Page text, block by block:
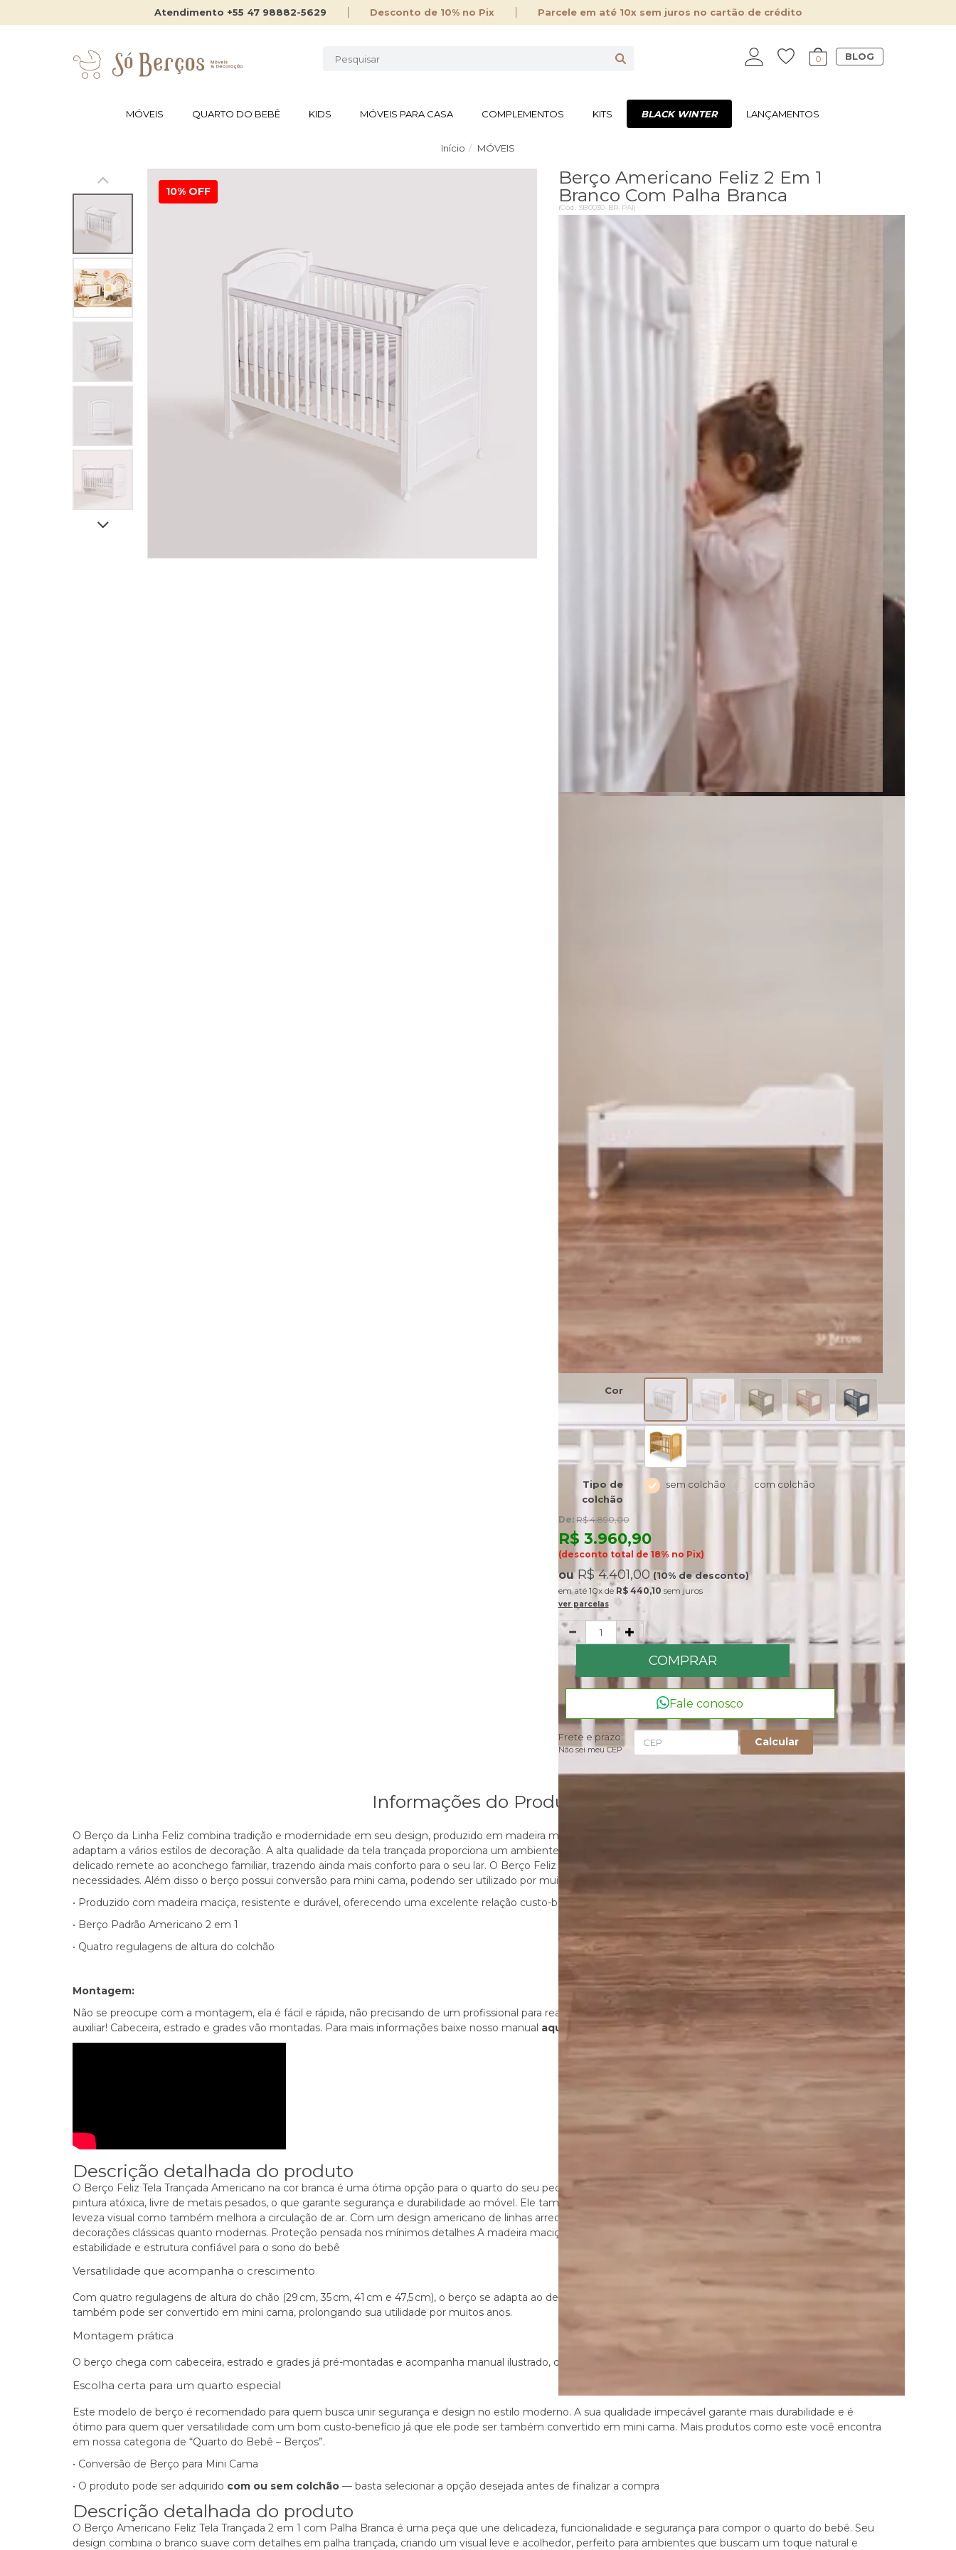
Atendimento +55 47 98882-5629 Desconto de 10% no Pix Parcele em até 10x sem juros no cartão de crédito
0 BLOG
MÓVEIS QUARTO DO BEBÊ KIDS MÓVEIS PARA CASA COMPLEMENTOS KITS BLACK WINTER LANÇAMENTOS
Início MÓVEIS
10% OFF 10% OFF
Berço Americano Feliz 2 Em 1
Branco Com Palha Branca
(Cód. SB0030-BR-PAI)
Cor
Tipo de
colchão
sem colchão com colchão
De:R$ 4.890,00
R$ 3.960,90
(desconto total de 18% no Pix)
ouR$ 4.401,00 (10% de desconto)
10xde R$ 440,10 sem juros
ver parcelas
Quantidade
COMPRAR
Fale conosco
Frete e prazo:
Não sei meu CEP
Calcular
Informações do Produto
O Berço da Linha Feliz combina tradição e modernidade em seu design, produzido em madeira maciça de qualidade com linhas delicadas e arredondadas que se
adaptam a vários estilos de decoração. A alta qualidade da tela trançada proporciona um ambiente seguro e aconchegante para o seu bebê. Além disso, o trançado
delicado remete ao aconchego familiar, trazendo ainda mais conforto para o seu lar. O Berço Feliz possui 4 regulagens de altura do estrado adaptando-se as suas
necessidades. Além disso o berço possui conversão para mini cama, podendo ser utilizado por muitos anos.
• Produzido com madeira maciça, resistente e durável, oferecendo uma excelente relação custo-benefício
• Berço Padrão Americano 2 em 1
• Quatro regulagens de altura do colchão
Montagem:
Não se preocupe com a montagem, ela é fácil e rápida, não precisando de um profissional para realizar! O manual de instruições vai junto com o produto para lhe
auxiliar! Cabeceira, estrado e grades vão montadas. Para mais informações baixe nosso manual aqui
Descrição detalhada do produto
O Berço Feliz Tela Trançada Americano na cor branca é uma ótima opção para o quarto do seu pequeno. Fabricado em madeira maciça com acabamento em
pintura atóxica, livre de metais pesados, o que garante segurança e durabilidade ao móvel. Ele também conta com uma tela trançada, que não apenas proporciona
leveza visual como também melhora a circulação de ar. Com um design americano de linhas arredondadas e suaves, exibe estilo atemporal, adaptando-se tanto a
decorações clássicas quanto modernas. Proteção pensada nos mínimos detalhes A madeira maciça com as grades laterais de construção robusta garante
estabilidade e estrutura confiável para o sono do bebê
Versatilidade que acompanha o crescimento
Com quatro regulagens de altura do chão (29 cm, 35 cm, 41 cm e 47,5 cm), o berço se adapta ao desenvolvimento do bebê e às diferentes fases de uso. Ele
também pode ser convertido em mini cama, prolongando sua utilidade por muitos anos.
Montagem prática
O berço chega com cabeceira, estrado e grades já pré-montadas e acompanha manual ilustrado, dispensando a contratação de um profissional para montagem.
Escolha certa para um quarto especial
Este modelo de berço é recomendado para quem busca unir segurança e design no estilo moderno. A sua qualidade impecável garante mais durabilidade e é
ótimo para quem quer versatilidade com um bom custo-benefício já que ele pode ser também convertido em mini cama. Mais produtos como este você encontra
em nossa categoria de “Quarto do Bebê – Berços”.
• Conversão de Berço para Mini Cama
• O produto pode ser adquirido com ou sem colchão — basta selecionar a opção desejada antes de finalizar a compra
Descrição detalhada do produto
O Berço Americano Feliz Tela Trançada 2 em 1 com Palha Branca é uma peça que une delicadeza, funcionalidade e segurança para compor o quarto do bebê. Seu
design combina o branco suave com detalhes em palha trançada, criando um visual leve e acolhedor, perfeito para ambientes que buscam um toque natural e